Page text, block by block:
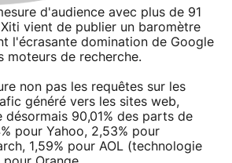
d'audience avec plus de 91
vient de publier un baromètre
l'écrasante domination de Google
moteurs de recherche.
non pas les requêtes sur les
généré vers les sites web,
désormais 90,01% des parts de
pour Yahoo, 2,53% pour
1,59% pour AOL (technologie